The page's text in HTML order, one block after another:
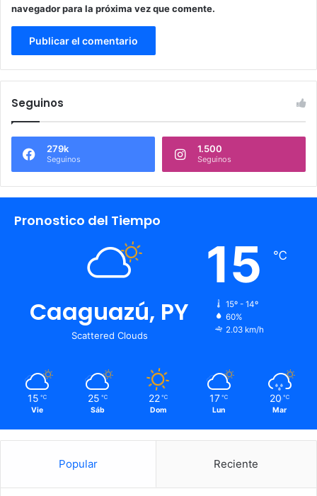
navegador para la próxima vez que comente.
Seguinos
279k
Seguinos
1.500
Seguinos
Pronostico del Tiempo
Caaguazú, PY
Scattered Clouds
15 ℃
15º - 14º
60%
2.03 km/h
15 ℃
Vie
25 ℃
Sáb
22 ℃
Dom
17 ℃
Lun
20 ℃
Mar
Popular Reciente